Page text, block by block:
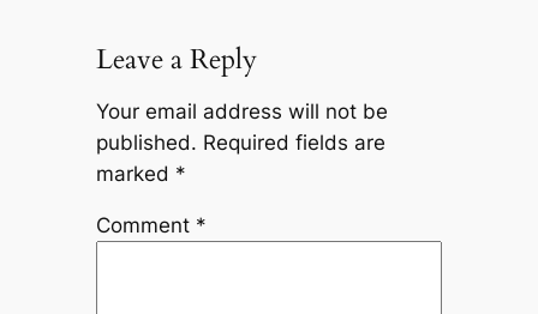
Leave a Reply
Your email address will not be
published. Required fields are
marked *
Comment *